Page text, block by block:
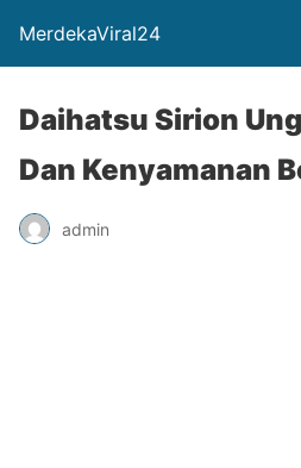
MerdekaViral24
Daihatsu Sirion
Dan Kenyamanan
admin